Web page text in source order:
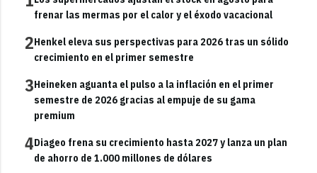
frenar las mermas por el calor y el éxodo vacacional
2Henkel eleva sus perspectivas para 2026 tras un sólido
crecimiento en el primer semestre
3Heineken aguanta el pulso a la inflación en el primer
semestre de 2026 gracias al empuje de su gama
premium
4Diageo frena su crecimiento hasta 2027 y lanza un plan
de ahorro de 1.000 millones de dólares